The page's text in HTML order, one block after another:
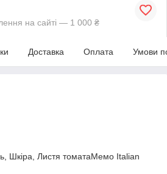
на сайті — 1 000 ₴
Доставка Оплата Умови
Шкіра, Листя томатаМемо Italian